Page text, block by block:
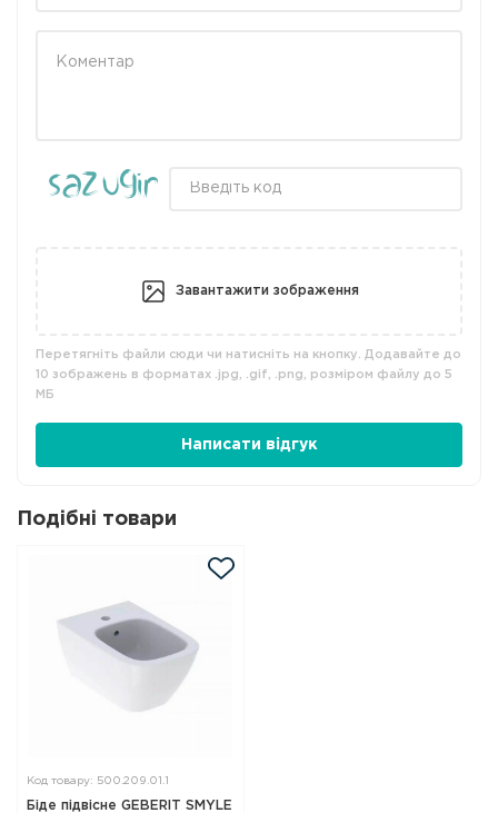
Завантажити зображення
Перетягніть файли сюди чи натисніть на кнопку. Додавайте до
10 зображень в форматах .jpg, .gif, .png, розміром файлу до 5
МБ
Написати відгук
Подібні товари
Код товару: 500.209.01.1
Біде підвісне GEBERIT SMYLE